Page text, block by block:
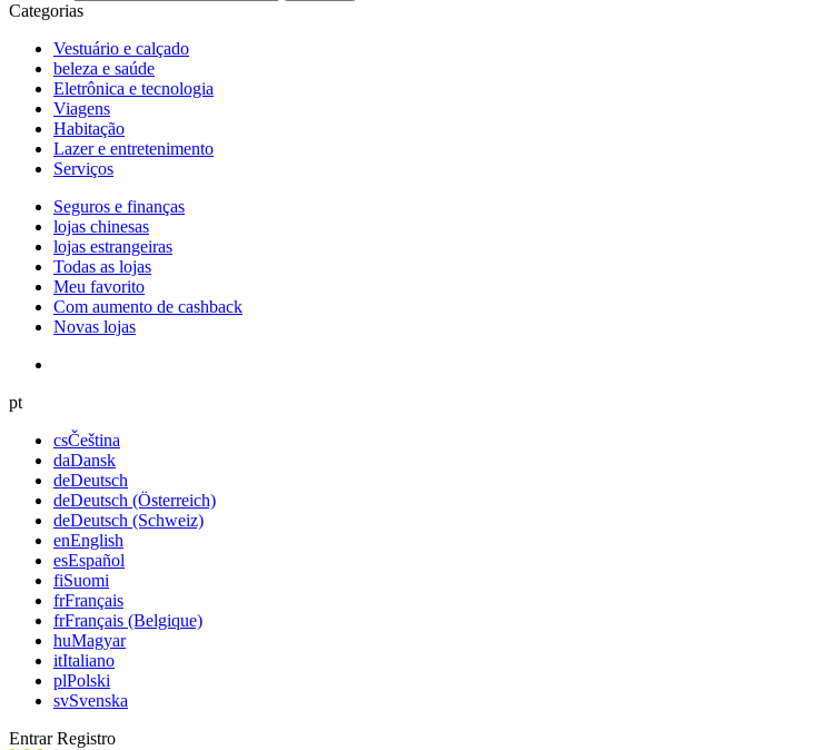
Categorias
Vestuário e calçado
beleza e saúde
Eletrônica e tecnologia
Viagens
Habitação
Lazer e entretenimento
Serviços
Seguros e finanças
lojas chinesas
lojas estrangeiras
Todas as lojas
Meu favorito
Com aumento de cashback
Novas lojas
pt
csČeština
daDansk
deDeutsch
deDeutsch (Österreich)
deDeutsch (Schweiz)
enEnglish
esEspañol
fiSuomi
frFrançais
frFrançais (Belgique)
huMagyar
itItaliano
plPolski
svSvenska
Entrar Registro